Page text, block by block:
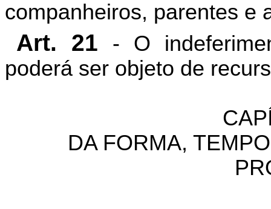
companheiros, parentes e
Art. 21 - O
poderá ser objeto de
DA FORMA,